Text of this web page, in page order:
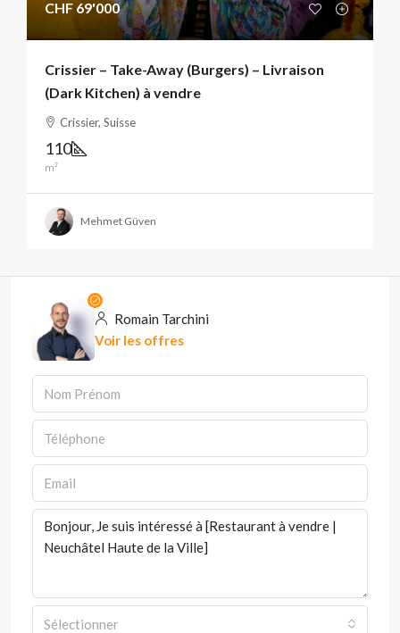
CHF 69'000
Crissier – Take-Away (Burgers) – Livraison
(Dark Kitchen) à vendre
Crissier, Suisse
110
m²
Mehmet Güven
Romain Tarchini
Voir les offres
Sélectionner